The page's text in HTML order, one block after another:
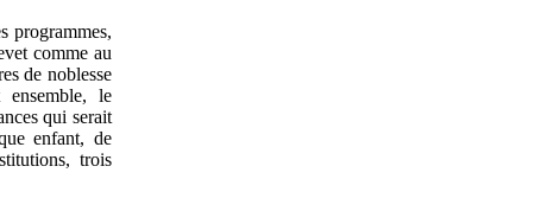
programmes,
comme au
de noblesse
le
qui serait
enfant, de
trois